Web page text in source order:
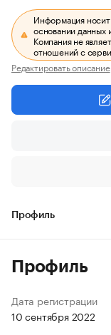
Информация
основании данных
Компания не
отношений с
Редактировать описание
Профиль
Профиль
Дата регистрации
10 сентября 2022